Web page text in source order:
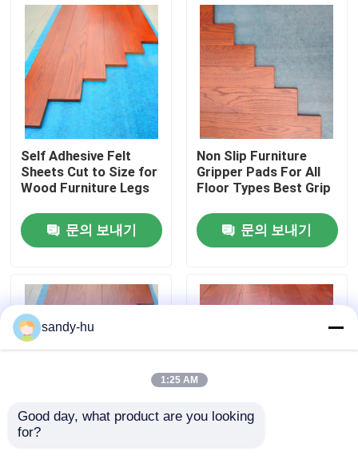
제품
우리 에 관한 것
공장 투어
품질 관리
저희와 연락
뉴스
사건
Self Adhesive Felt
Sheets Cut to Size for
Wood Furniture Legs
문의 보내기
Non Slip Furniture
Gripper Pads For All
Floor Types Best Grip
문의 보내기
Premium Anti Scratch
sandy-hu
1:25 AM
Good day, what product are you looking
for?